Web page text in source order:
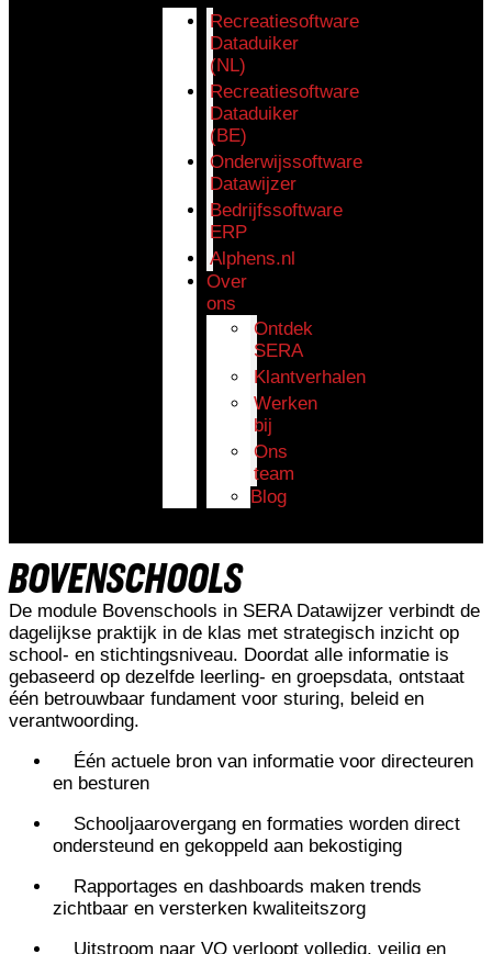
Recreatiesoftware
Dataduiker
(NL)
Recreatiesoftware
Dataduiker
(BE)
Onderwijssoftware
Datawijzer
Bedrijfssoftware
ERP
Alphens.nl
Over
ons
Ontdek
SERA
Klantverhalen
Werken
bij
Ons
team
Blog
BOVENSCHOOLS
De module Bovenschools in SERA Datawijzer verbindt de
dagelijkse praktijk in de klas met strategisch inzicht op
school- en stichtingsniveau. Doordat alle informatie is
gebaseerd op dezelfde leerling- en groepsdata, ontstaat
één betrouwbaar fundament voor sturing, beleid en
verantwoording.
Één actuele bron van informatie voor directeuren
en besturen
Schooljaarovergang en formaties worden direct
ondersteund en gekoppeld aan bekostiging
Rapportages en dashboards maken trends
zichtbaar en versterken kwaliteitszorg
Uitstroom naar VO verloopt volledig, veilig en